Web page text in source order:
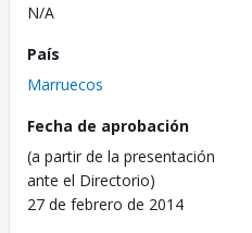
N/A
País
Marruecos
Fecha de aprobación
(a partir de la presentación
ante el Directorio)
27 de febrero de 2014